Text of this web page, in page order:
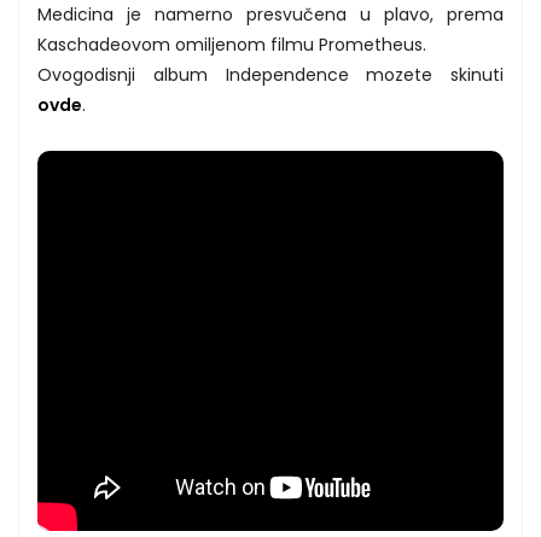
Medicina je namerno presvučena u plavo, prema
Kaschadeovom omiljenom filmu Prometheus.
Ovogodisnji album Independence mozete skinuti
ovde.